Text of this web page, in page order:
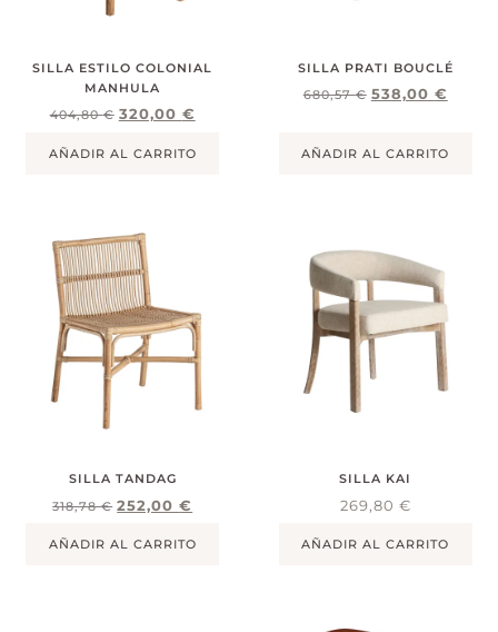
SILLA ESTILO COLONIAL
MANHULA
404,80€ 320,00 €
AÑADIR AL CARRITO
SILLA PRATI BOUCLÉ
680,57€ 538,00 €
AÑADIR AL CARRITO
SILLA TANDAG
318,78€ 252,00€
AÑADIR AL CARRITO
SILLA KAI
269,80 €
AÑADIR AL CARRITO